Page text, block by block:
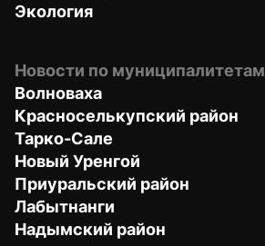
Экология
Новости по муниципалитетам
Волноваха
Красноселькупский район
Тарко-Сале
Новый Уренгой
Приуральский район
Лабытнанги
Надымский район